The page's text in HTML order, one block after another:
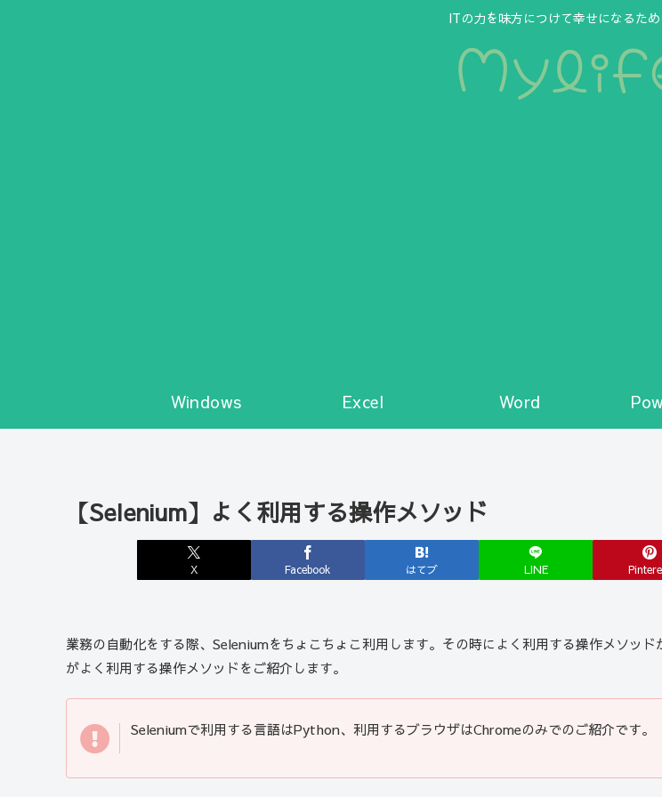
ITの力を味方につけて幸せになるため
Windows Excel Word
【Selenium】よく利用する操作メソッド
X Facebook はてブ LINE
業務の自動化をする際、Seleniumをちょこちょこ利用します。その時によく利用する操作メソッド
がよく利用する操作メソッドをご紹介します。
Seleniumで利用する言語はPython、利用するブラウザはChromeのみでのご紹介です。